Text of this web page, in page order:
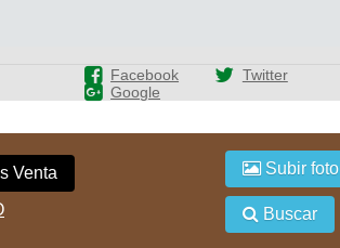
Facebook
Twitter
Google
Venta
Subir foto
Buscar